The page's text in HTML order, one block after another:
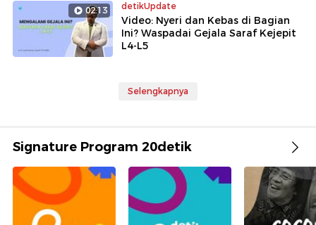
02:13 detikUpdate
Video: Nyeri dan Kebas di Bagian
Ini? Waspadai Gejala Saraf Kejepit
L4-L5
Selengkapnya
Signature Program 20detik